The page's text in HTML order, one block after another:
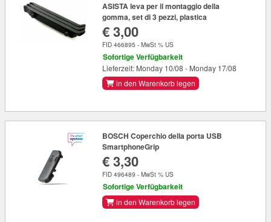
ASISTA leva per il montaggio della
gomma, set di 3 pezzi, plastica
€ 3,00
FID 466895 - MwSt % US
Sofortige Verfügbarkeit
Lieferzeit: Monday 10/08 - Monday 17/08
in den Warenkorb legen
BOSCH Coperchio della porta USB
SmartphoneGrip
€ 3,30
FID 496489 - MwSt % US
Sofortige Verfügbarkeit
in den Warenkorb legen